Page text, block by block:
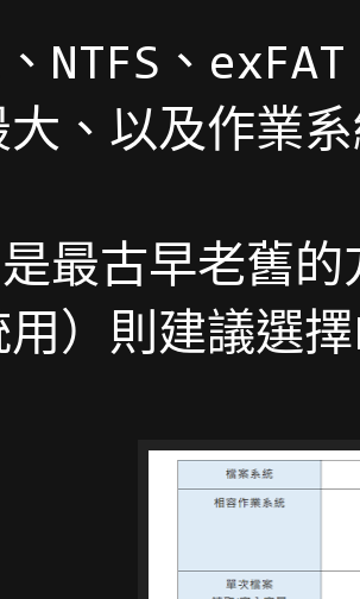
NTFS、
大、以及作業
是最古早老舊
用）則建議選